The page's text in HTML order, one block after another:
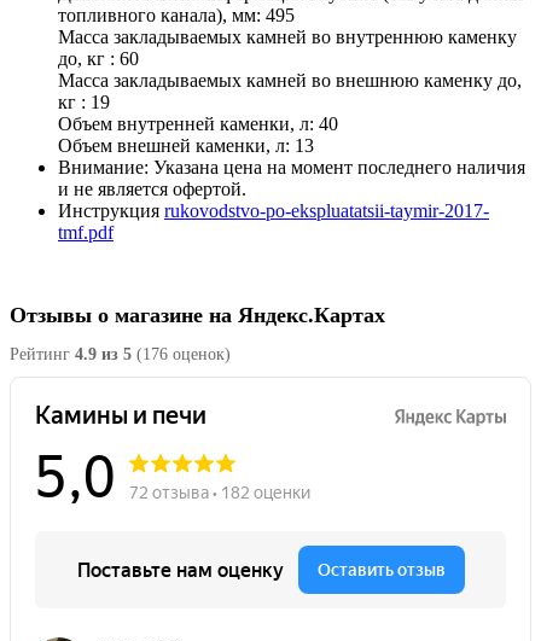
топливного канала), мм: 495
Масса закладываемых камней во внутреннюю каменку
до, кг : 60
Масса закладываемых камней во внешнюю каменку до,
кг : 19
Объем внутренней каменки, л: 40
Объем внешней каменки, л: 13
Внимание: Указана цена на момент последнего наличия
и не является офертой.
Инструкция rukovodstvo-po-ekspluatatsii-taymir-2017-
tmf.pdf
Отзывы о магазине на Яндекс.Картах
Рейтинг 4.9 из 5 (176 оценок)